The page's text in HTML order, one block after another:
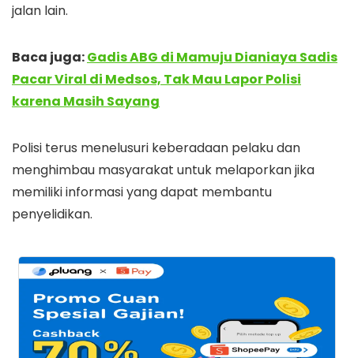
jalan lain.
Baca juga:Gadis ABG di Mamuju Dianiaya Sadis
Pacar Viral di Medsos, Tak Mau Lapor Polisi
karena Masih Sayang
Polisi terus menelusuri keberadaan pelaku dan
menghimbau masyarakat untuk melaporkan jika
memiliki informasi yang dapat membantu
penyelidikan.